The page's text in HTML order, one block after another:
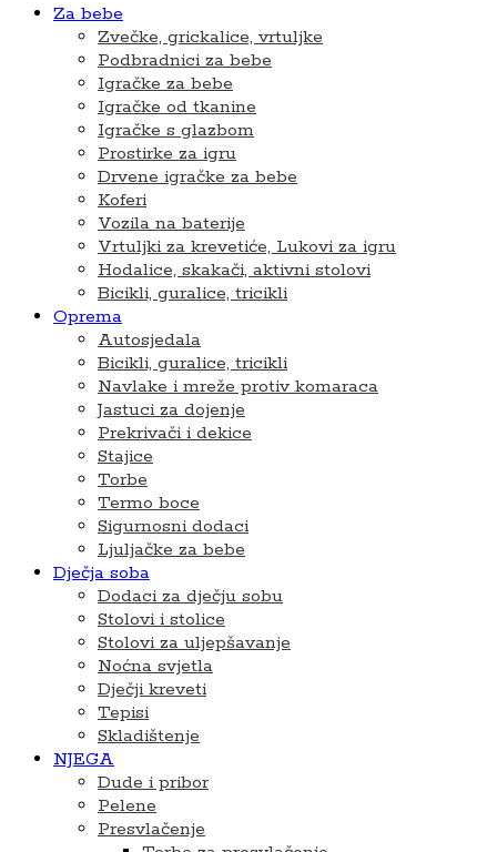
Za bebe
Zvečke, grickalice, vrtuljke
Podbradnici za bebe
Igračke za bebe
Igračke od tkanine
Igračke s glazbom
Prostirke za igru
Drvene igračke za bebe
Koferi
Vozila na baterije
Vrtuljki za krevetiće, Lukovi za igru
Hodalice, skakači, aktivni stolovi
Bicikli, guralice, tricikli
Oprema
Autosjedala
Bicikli, guralice, tricikli
Navlake i mreže protiv komaraca
Jastuci za dojenje
Prekrivači i dekice
Stajice
Torbe
Termo boce
Sigurnosni dodaci
Ljuljačke za bebe
Dječja soba
Dodaci za dječju sobu
Stolovi i stolice
Stolovi za uljepšavanje
Noćna svjetla
Dječji kreveti
Tepisi
Skladištenje
NJEGA
Dude i pribor
Pelene
Presvlačenje